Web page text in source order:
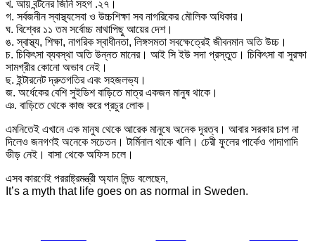
খ. আয় বন্টনের জিনি সহগ .২৭।
গ. সর্বজনীন স্বাস্থ্যসেবা ও উচ্চশিক্ষা সব নাগরিকের মৌলিক অধিকার।
ঘ. বিশ্বের ১১ তম সর্বোচ্চ মাথাপিছু আয়ের দেশ।
ঙ. স্বাস্থ্য, শিক্ষা, নাগরিক স্বাধীনতা, লিঙ্গসমতা সবক্ষেত্রেই জীবনমান অতি উচ্চ।
চ. চিকিৎসা ব্যবস্থা অতি উন্নত মানের। আই সি ইউ সদা প্রস্তুত। চিকিৎসা বা সুরক্ষা
সামগ্রীর কোনো অভাব নেই।
ছ. ইন্টারনেট দ্রুতগতির এবং সহজলভ্য।
জ. অর্ধেকের বেশি সুইডিশ বাড়িতে মাত্র একজন মানুষ থাকে।
ঞ. বাড়িতে থেকে কাজ করে প্রচুর লোক।
এমনিতেই এখানে এক মানুষ থেকে আরেক মানুষে অনেক দূরত্ব। আবার সরকার চাপ না
দিলেও জনগণই অনেকে সচেতন। টার্মিনাল থাকে খালি। চেরী ফুলের পার্কেও গাদাগাদি
ভীড় নেই। বাসা থেকে অফিস চলে।
এসব কারণেই পররাষ্ট্রমন্ত্রী অ্যান লিন্ড বলেছেন,
It’s a myth that life goes on as normal in Sweden.